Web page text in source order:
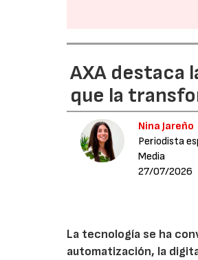
AXA destaca
que la
Nina Jareño
Periodista
Media
27/07/2026
La tecnología se ha
automatización, la